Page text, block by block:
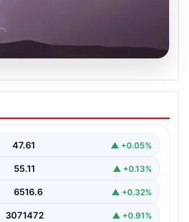
sırasında sahaya
futbolcu hayatını
47.61 ▲ +0.05%
55.11 ▲ +0.13%
6516.6 ▲ +0.32%
3071472 ▲ +0.91%